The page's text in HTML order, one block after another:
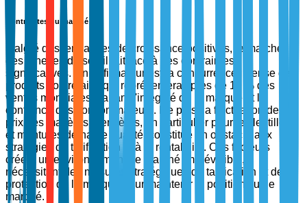
Contraintes du marché
Malgré des tendances de croissance positives, le marché
des lunettes de soleil fait face à des contraintes
significatives. Un défi majeur est la concurrence intense des
produits contrefaits, qui représenterait près de 10 % des
ventes mondiales, sapant l'intégrité de la marque et la
confiance des consommateurs. De plus, la fluctuation des
prix des matières premières, en particulier pour les lentilles
et montures de haute qualité, constitue un obstacle aux
stratégies de tarification et à la rentabilité. Ces facteurs
créent un environnement de marché imprévisible,
nécessitant des mesures stratégiques de tarification et de
protection de la marque pour maintenir la position sur le
marché.